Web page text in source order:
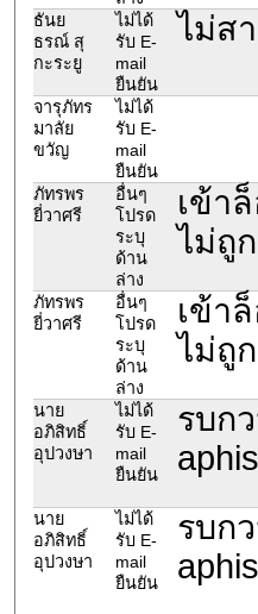
ธันย
ธรณ์ สุ
กะระยู
ไม่ได้
รับ E-
mail
ยืนยัน
ไม่ส
จารุภัทร
มาลัย
ขวัญ
ไม่ได้
รับ E-
mail
ยืนยัน
ภัทรพร
ยี่วาศรี
อื่นๆ
โปรด
ระบุ
ด้าน
ล่าง
เข้า
ไม่ถู
ภัทรพร
ยี่วาศรี
อื่นๆ
โปรด
ระบุ
ด้าน
ล่าง
เข้า
ไม่ถู
นาย
อภิสิทธิ์
อุปวงษา
ไม่ได้
รับ E-
mail
ยืนยัน
รบก
นาย
อภิสิทธิ์
อุปวงษา
ไม่ได้
รับ E-
mail
ยืนยัน
รบก